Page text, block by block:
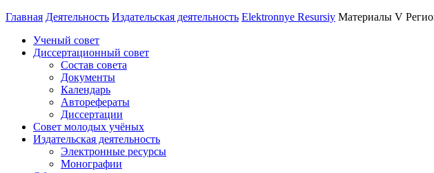
Главная Деятельность Издательская деятельность Elektronnye Resursiy Материалы V
Ученый совет
Диссертационный совет
Состав совета
Документы
Календарь
Авторефераты
Диссертации
Совет молодых учёных
Издательская деятельность
Электронные ресурсы
Монографии